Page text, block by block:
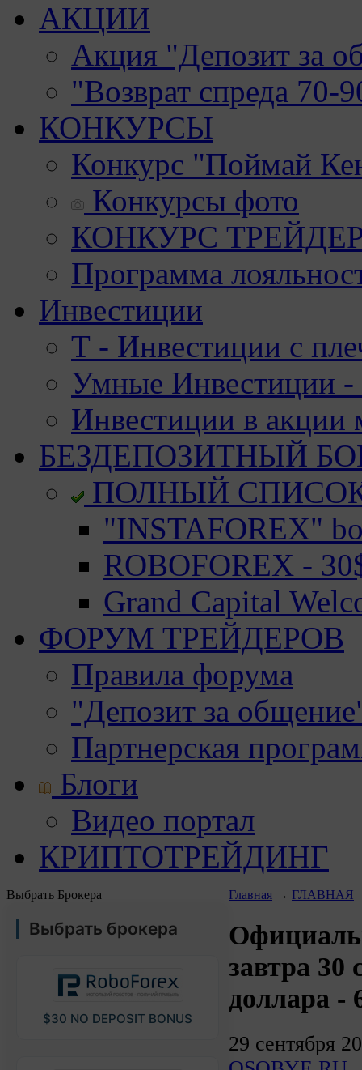
АКЦИИ
Акция "Депозит за
"Возврат спреда 70-
КОНКУРСЫ
Конкурс "Поймай
Конкурсы фото
КОНКУРС
Программа
Инвестиции
Т - Инвестиции с
Умные Инвестиции -
Инвестиции в акции
БЕЗДЕПОЗИТНЫЙ
ПОЛНЫЙ
"INSTAFOREX"
ROBOFOREX -
Grand Capital
ФОРУМ ТРЕЙДЕРОВ
Правила форума
"Депозит за
Партнерская
Блоги
Видео портал
КРИПТОТРЕЙДИНГ
Выбрать Брокера
Выбрать брокера
$30 NO DEPOSIT BONUS
Главная → ГЛАВНАЯ
завтра 30
доллара -
29 сентября